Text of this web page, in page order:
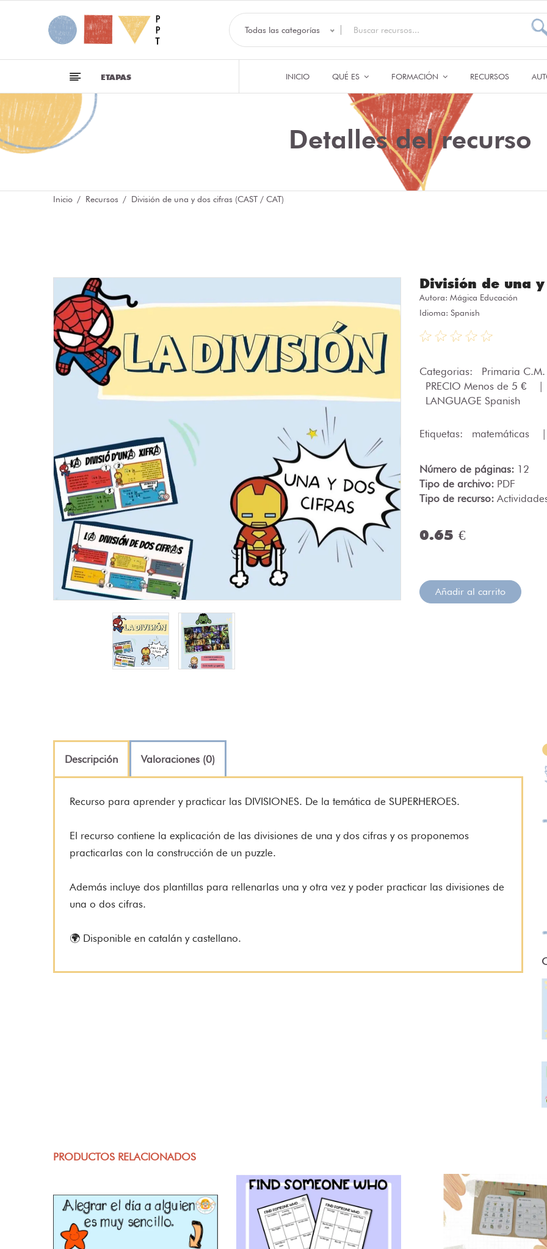
Todas las categorías
ETAPAS INICIO QUÉ ES FORMACIÓN RECURSOS
Detalles del recurso
Inicio Recursos División de una y dos cifras (CAST / CAT)
División de una y
Autora: Mágica Educación
Idioma: Spanish
Categorias: Primaria C.M.
PRECIO Menos de 5 €
LANGUAGE Spanish
Etiquetas: matemáticas
Número de páginas: 12
Tipo de archivo: PDF
Tipo de recurso:
0.65 €
Añadir al carrito
Descripción Valoraciones (0)
Recurso para aprender y practicar las DIVISIONES. De la temática de SUPERHEROES.
El recurso contiene la explicación de las divisiones de una y dos cifras y os proponemos
practicarlas con la construcción de un puzzle.
Además incluye dos plantillas para rellenarlas una y otra vez y poder practicar las divisiones de
una o dos cifras.
🌍 Disponible en catalán y castellano.
PRODUCTOS RELACIONADOS